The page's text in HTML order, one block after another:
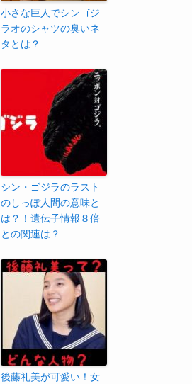
小さな巨人でシンゴジ
ラオのシャツの臭いネ
タとは？
シン・ゴジラのラスト
のしっぽ人間の意味と
は？！遺伝子情報８倍
との関連は？
後藤礼美が可愛い！女